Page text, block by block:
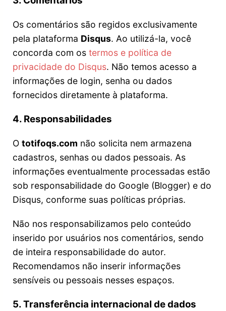
Os comentários são regidos exclusivamente
pela plataforma Disqus. Ao utilizá-la, você
concorda com os termos e política de
privacidade do Disqus. Não temos acesso a
informações de login, senha ou dados
fornecidos diretamente à plataforma.
4. Responsabilidades
O totifoqs.com não solicita nem armazena
cadastros, senhas ou dados pessoais. As
informações eventualmente processadas estão
sob responsabilidade do Google (Blogger) e do
Disqus, conforme suas políticas próprias.
Não nos responsabilizamos pelo conteúdo
inserido por usuários nos comentários, sendo
de inteira responsabilidade do autor.
Recomendamos não inserir informações
sensíveis ou pessoais nesses espaços.
5. Transferência internacional de dados